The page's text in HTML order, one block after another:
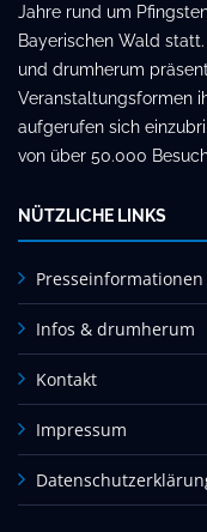
Jahre rund um
Bayerischen Wald
und drumherum
Veranstaltungsformen
aufgerufen sich
von über 50.000
NÜTZLICHE LINKS
Presseinformationen
Infos & drumherum
Kontakt
Impressum